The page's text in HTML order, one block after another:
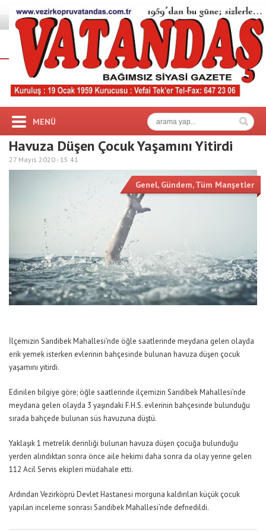
MENÜ
Havuza Düşen Çocuk Yaşamını Yitirdi
27 Mayıs 2020 - 15:41
Genel, Gündem,Tüm Manşetler
İlçemizin Sarıdibek Mahallesi’nde öğle saatlerinde meydana gelen olayda
erik yemek isterken evlerinin bahçesinde bulunan havuza düşen çocuk
yaşamını yitirdi.
Edinilen bilgiye göre; öğle saatlerinde ilçemizin Sarıdibek Mahallesi’nde
meydana gelen olayda 3 yaşındaki F.H.S. evlerinin bahçesinde bulunduğu
sırada bahçede bulunan süs havuzuna düştü.
Yaklaşık 1 metrelik derinliği bulunan havuza düşen çocuğa bulunduğu
yerden alındıktan sonra önce aile hekimi daha sonra da olay yerine gelen
112 Acil Servis ekipleri müdahale etti.
Ardından Vezirköprü Devlet Hastanesi morguna kaldırılan küçük çocuk
yapılan inceleme sonrası Sarıdibek Mahallesi’nde defnedildi.